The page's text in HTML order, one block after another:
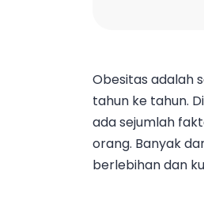
Obesitas adalah
tahun ke tahun.
ada sejumlah
orang. Banyak
berlebihan dan